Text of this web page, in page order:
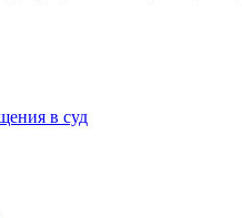
в суд